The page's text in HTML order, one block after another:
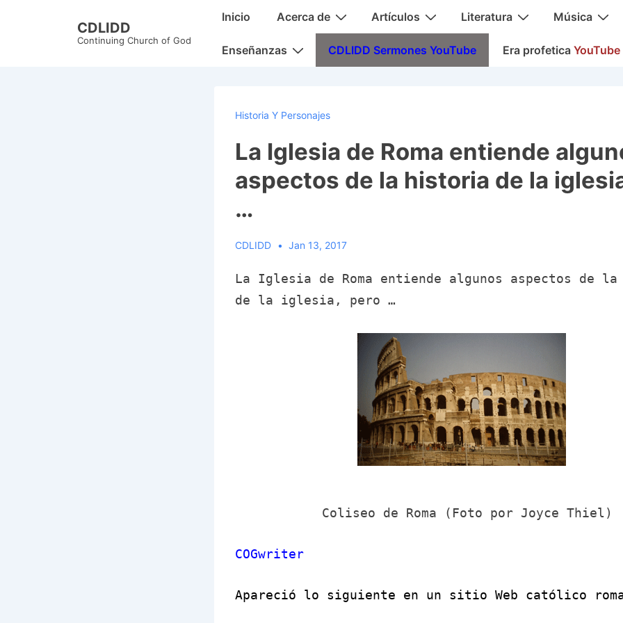
CDLIDD
Continuing Church of God
MainInicio Acerca de Artículos Literatura Música
Enseñanzas CDLIDD Sermones YouTube Era profetica YouTube
Historia Y Personajes
La Iglesia de Roma entiende
aspectos de la historia de la
…
CDLIDD Jan 13, 2017
La Iglesia de Roma entiende algunos aspectos de
de la iglesia, pero …
Coliseo de Roma (Foto por Joyce Thiel)
COGwriter
Apareció lo siguiente en un sitio Web católico